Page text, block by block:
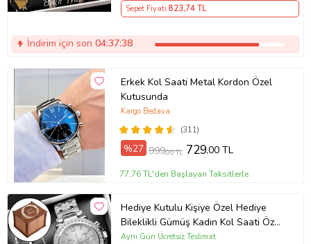
Sepet Fiyatı 823,74 TL
İndirim için son 04:37:38
Erkek Kol Saati Metal Kordon Özel
Kutusunda
(311)
Kargo Bedava
%27 999,00 TL 729,00 TL
77,76 TL'den Başlayan Taksitlerle
Hediye Kutulu Kişiye Özel Hediye
Bileklikli Gümüş Kadın Kol Saati Özel
Kutusunda (Gümüş)
Aynı Gün Ücretsiz Teslimat